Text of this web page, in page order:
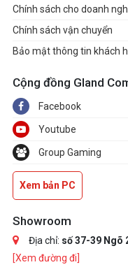
Chính sách cho doanh
Chính sách vận chuyển
Bảo mật thông tin khách
Cộng đồng Gland
Facebook
Youtube
Group Gaming
Xem bản PC
Showroom
Địa chỉ: số 37-39 Ngõ
[Xem đường đi]